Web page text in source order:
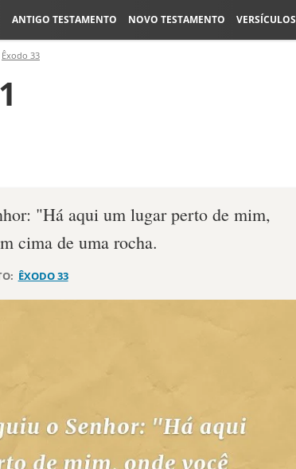
ANTIGO TESTAMENTO NOVO TESTAMENTO VERSÍCULOS
Êxodo 33
"Há aqui um lugar perto de mim,
cima de uma rocha.
ÊXODO 33